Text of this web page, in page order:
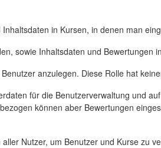
in Kursen, in denen man
sowie Inhaltsdaten und Bewertungen
anzulegen. Diese Rolle hat
für die Benutzerverwaltung und
können aber Bewertungen
Nutzer, um Benutzer und Kurse zu